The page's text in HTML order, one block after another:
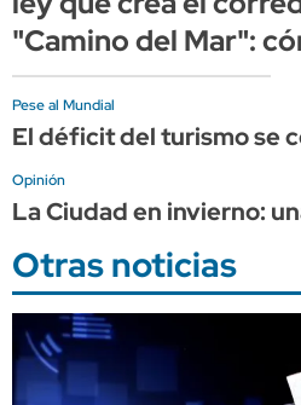
"Camino del Mar":
Pese al Mundial
El déficit del turismo se
Opinión
La Ciudad en invierno:
Otras noticias